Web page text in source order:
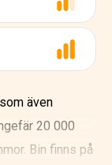
även
20 000
Bin finns på